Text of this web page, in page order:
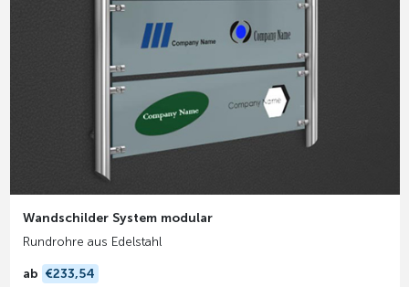
Wandschilder System modular
Rundrohre aus Edelstahl
ab €233,54